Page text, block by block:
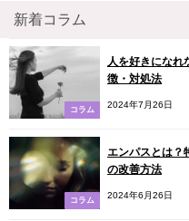
新着コラム
コラム
人を好きになれ
徴・対処法
2024年7月26日
コラム
エンパスとは？
の改善方法
2024年6月26日